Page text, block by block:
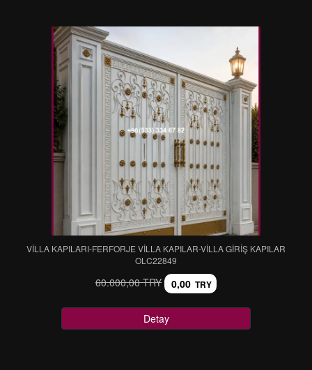
VİLLA KAPILARI-FERFORJE VİLLA KAPILAR-VİLLA GİRİŞ KAPILAR
OLC22849
60.000,00 TRY 0,00 TRY
Detay